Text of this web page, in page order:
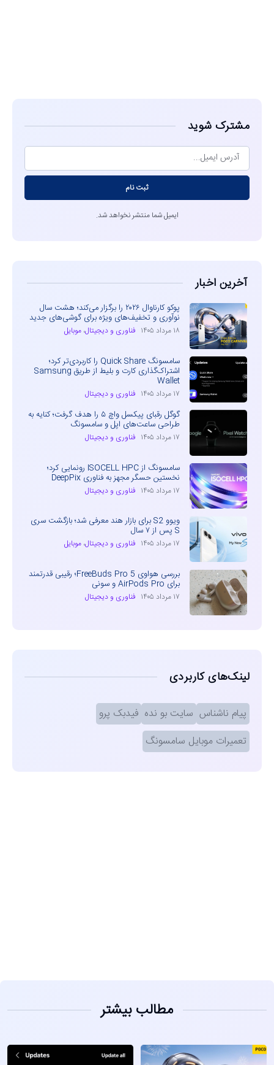
مشترک شوید
ثبت نام
ایمیل شما منتشر نخواهد شد.
آخرین اخبار
پوکو کارناوال ۲۰۲۶ را برگزار می‌کند؛ هشت سال
نوآوری و تخفیف‌های ویژه برای گوشی‌های جدید
۱۸ مرداد ۱۴۰۵ فناوری و دیجیتال، موبایل
سامسونگ Quick Share را کاربردی‌تر کرد؛
اشتراک‌گذاری کارت و بلیط از طریق Samsung
Wallet
۱۷ مرداد ۱۴۰۵ فناوری و دیجیتال
گوگل رقبای پیکسل واچ ۵ را هدف گرفت؛ کنایه به
طراحی ساعت‌های اپل و سامسونگ
۱۷ مرداد ۱۴۰۵ فناوری و دیجیتال
سامسونگ از ISOCELL HPC رونمایی کرد؛
نخستین حسگر مجهز به فناوری DeepPix
۱۷ مرداد ۱۴۰۵ فناوری و دیجیتال
ویوو S2 برای بازار هند معرفی شد؛ بازگشت سری
S پس از ۷ سال
۱۷ مرداد ۱۴۰۵ فناوری و دیجیتال، موبایل
بررسی هواوی FreeBuds Pro 5؛ رقیبی قدرتمند
برای AirPods Pro و سونی
۱۷ مرداد ۱۴۰۵ فناوری و دیجیتال
لینک‌های کاربردی
پیام ناشناس سایت بو نده فیدبک پرو
تعمیرات موبایل سامسونگ
مطالب بیشتر